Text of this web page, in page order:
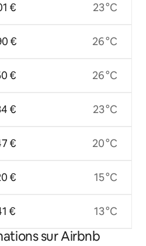
€
€
€
€
€
€
€
23 °C
26 °C
26 °C
23 °C
20 °C
15 °C
13 °C
sur Airbnb